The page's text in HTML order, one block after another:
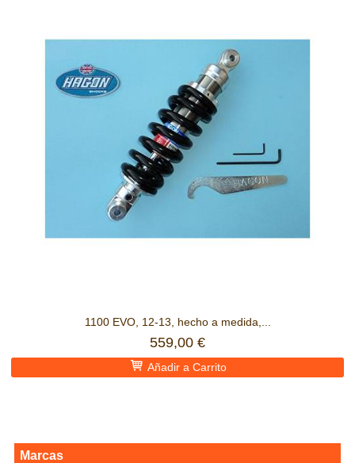
Marcas
1100 EVO, 12-13, hecho a medida,...
559,00 €
Añadir a Carrito